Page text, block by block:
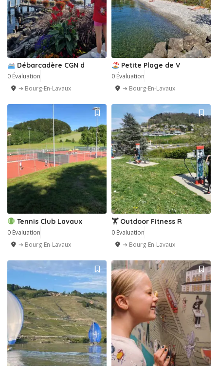
Débarcadère CGN d
0 Évaluation
➔ Bourg-En-Lavaux
Petite Plage de V
0 Évaluation
➔ Bourg-En-Lavaux
Tennis Club Lavaux
0 Évaluation
➔ Bourg-En-Lavaux
🏋️ Outdoor Fitness R
0 Évaluation
➔ Bourg-En-Lavaux